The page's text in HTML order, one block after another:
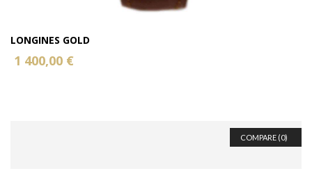
LONGINES GOLD
1 400,00 €
COMPARE (0)